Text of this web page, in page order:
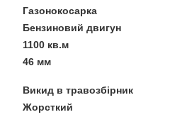
Газонокосарка
Бензиновий двигун
1100 кв.м
46 мм
Викид в травозбірник
Жорсткий